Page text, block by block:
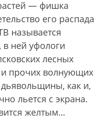
— фишка
его распада
называется
в ней уфологи
лесных
и прочих волнующих
как и,
льется с экрана.
желтым…